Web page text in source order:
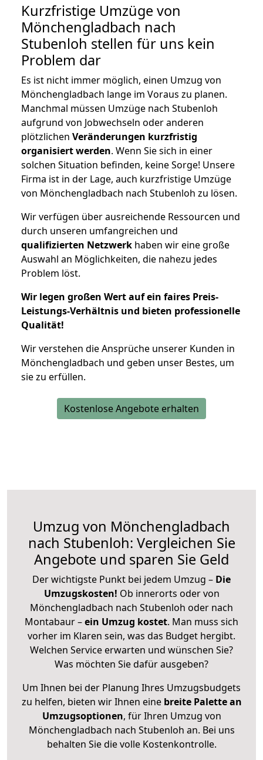
Kurzfristige Umzüge von
Mönchengladbach nach
Stubenloh stellen für uns kein
Problem dar
Es ist nicht immer möglich, einen Umzug von
Mönchengladbach lange im Voraus zu planen.
Manchmal müssen Umzüge nach Stubenloh
aufgrund von Jobwechseln oder anderen
plötzlichen Veränderungen kurzfristig
organisiert werden. Wenn Sie sich in einer
solchen Situation befinden, keine Sorge! Unsere
Firma ist in der Lage, auch kurzfristige Umzüge
von Mönchengladbach nach Stubenloh zu lösen.
Wir verfügen über ausreichende Ressourcen und
durch unseren umfangreichen und
qualifizierten Netzwerk haben wir eine große
Auswahl an Möglichkeiten, die nahezu jedes
Problem löst.
Wir legen großen Wert auf ein faires Preis-
Leistungs-Verhältnis und bieten professionelle
Qualität!
Wir verstehen die Ansprüche unserer Kunden in
Mönchengladbach und geben unser Bestes, um
sie zu erfüllen.
Kostenlose Angebote erhalten
Umzug von Mönchengladbach
nach Stubenloh: Vergleichen Sie
Angebote und sparen Sie Geld
Der wichtigste Punkt bei jedem Umzug – Die
Umzugskosten! Ob innerorts oder von
Mönchengladbach nach Stubenloh oder nach
Montabaur –ein Umzug kostet. Man muss sich
vorher im Klaren sein, was das Budget hergibt.
Welchen Service erwarten und wünschen Sie?
Was möchten Sie dafür ausgeben?
Um Ihnen bei der Planung Ihres Umzugsbudgets
zu helfen, bieten wir Ihnen eine breite Palette an
Umzugsoptionen, für Ihren Umzug von
Mönchengladbach nach Stubenloh an. Bei uns
behalten Sie die volle Kostenkontrolle.